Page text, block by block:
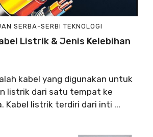
SERBA-SERBI TEKNOLOGI
Listrik & Jenis Kelebihan
kabel yang digunakan untuk
listrik dari satu tempat ke
Kabel listrik terdiri dari inti ...